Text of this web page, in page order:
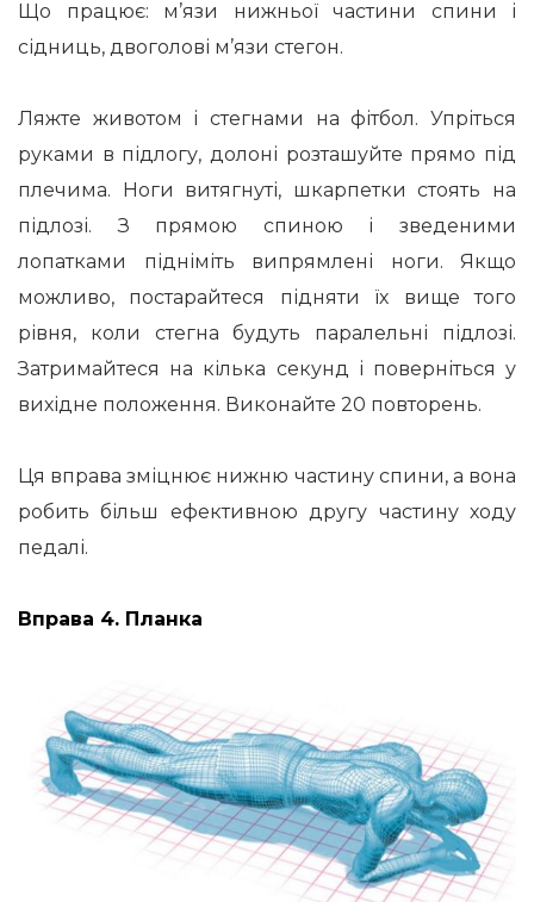
Що працює: м’язи нижньої частини спини і
сідниць, двоголові м’язи стегон.
Ляжте животом і стегнами на фітбол. Упріться
руками в підлогу, долоні розташуйте прямо під
плечима. Ноги витягнуті, шкарпетки стоять на
підлозі. З прямою спиною і зведеними
лопатками підніміть випрямлені ноги. Якщо
можливо, постарайтеся підняти їх вище того
рівня, коли стегна будуть паралельні підлозі.
Затримайтеся на кілька секунд і поверніться у
вихідне положення. Виконайте 20 повторень.
Ця вправа зміцнює нижню частину спини, а вона
робить більш ефективною другу частину ходу
педалі.
Вправа 4. Планка